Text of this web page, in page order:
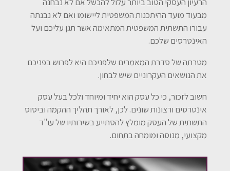
מבעוד מועד ההיתכנות המשפטית ליישומו ואם לא נבנתה
עבורו התשתית המשפטית המתאימה אשר תגן עליכם ועל
האינטרסים שלכם.
מטרתה של סדרת המאמרים שלפניכם היא לפרוש בפניכם
את הנושאים העקרוניים שיש לבחון.
חשוב לזכור, כי כל עסק הוא יחיד ומיוחד ולכל בעל עסק
אינטרסים ורצונות שונים. לכן, לאורך תהליך ההקמה וביסוס
התשתית של העסק מומלץ להסתייע בשירותיו של עו"ד
מקצועי, מנוסה ומומחה בתחום.